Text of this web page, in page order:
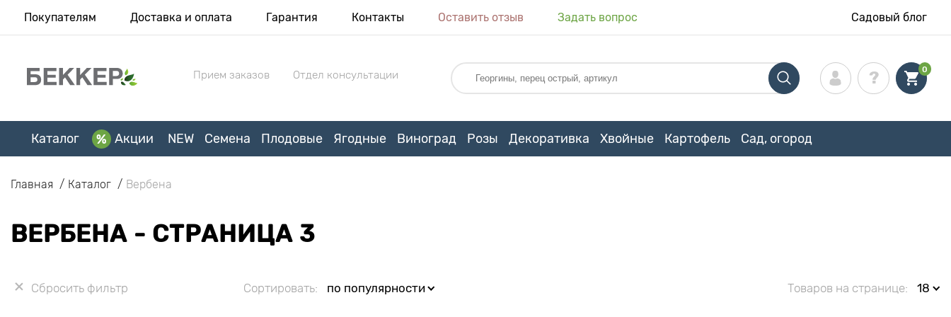
Покупателям Доставка и оплата Гарантия Контакты Оставить отзыв Задать вопрос Садовый блог
Прием заказов Отдел консультации 0
Каталог Акции NEW Семена Плодовые Ягодные Виноград Розы Декоративка Хвойные Картофель Сад, огород
Главная Каталог Вербена
ВЕРБЕНА - СТРАНИЦА 3
Сбросить фильтр Сортировать: по популярности Товаров на странице: 18